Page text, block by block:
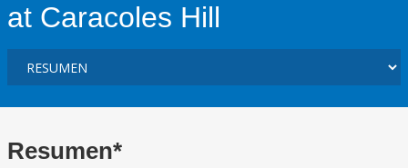
at Caracoles Hill
Resumen*